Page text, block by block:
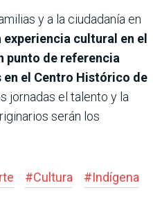
y a la ciudadanía en
cultural en el
punto de referencia
el Centro Histórico de
jornadas el talento y la
serán los
#Cultura #Indígena